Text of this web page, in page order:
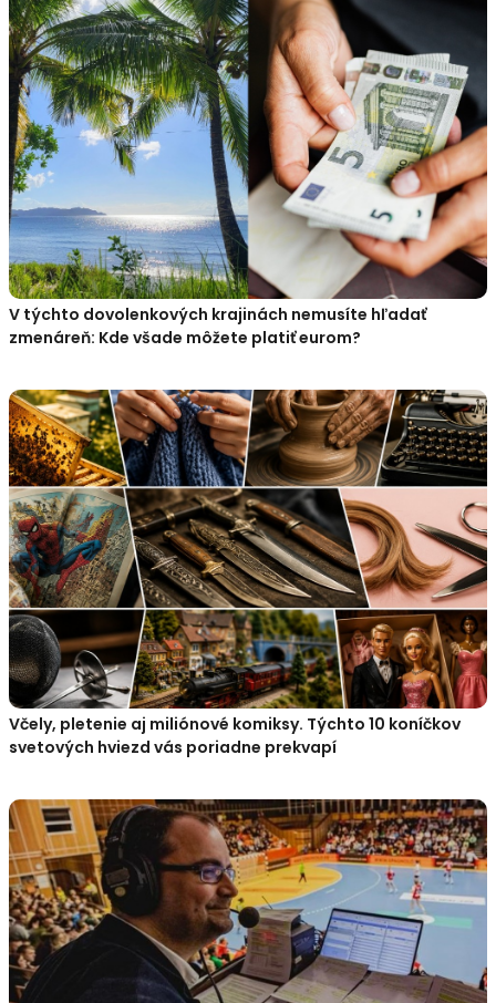
V týchto dovolenkových krajinách nemusíte hľadať
zmenáreň: Kde všade môžete platiť eurom?
Včely, pletenie aj miliónové komiksy. Týchto 10 koníčkov
svetových hviezd vás poriadne prekvapí